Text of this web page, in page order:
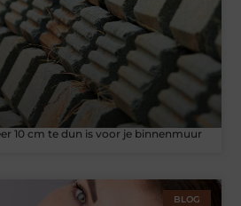
10 cm te dun is voor je binnenmuur
BLOG